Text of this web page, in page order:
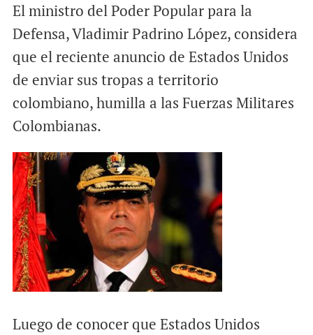
a
i
c
e
o
o
k
a
t
A
p
p
El ministro del Poder Popular para la
Defensa, Vladimir Padrino López, considera
que el reciente anuncio de Estados Unidos
de enviar sus tropas a territorio
colombiano, humilla a las Fuerzas Militares
Colombianas.
Luego de conocer que Estados Unidos